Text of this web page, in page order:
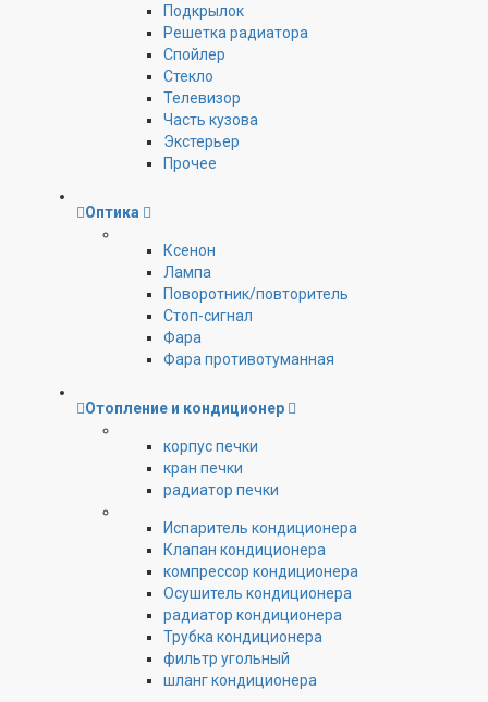
Подкрылок
Решетка радиатора
Спойлер
Стекло
Телевизор
Часть кузова
Экстерьер
Прочее
Оптика
Ксенон
Лампа
Поворотник/повторитель
Стоп-сигнал
Фара
Фара противотуманная
Отопление и кондиционер
корпус печки
кран печки
радиатор печки
Испаритель кондиционера
Клапан кондиционера
компрессор кондиционера
Осушитель кондиционера
радиатор кондиционера
Трубка кондиционера
фильтр угольный
шланг кондиционера